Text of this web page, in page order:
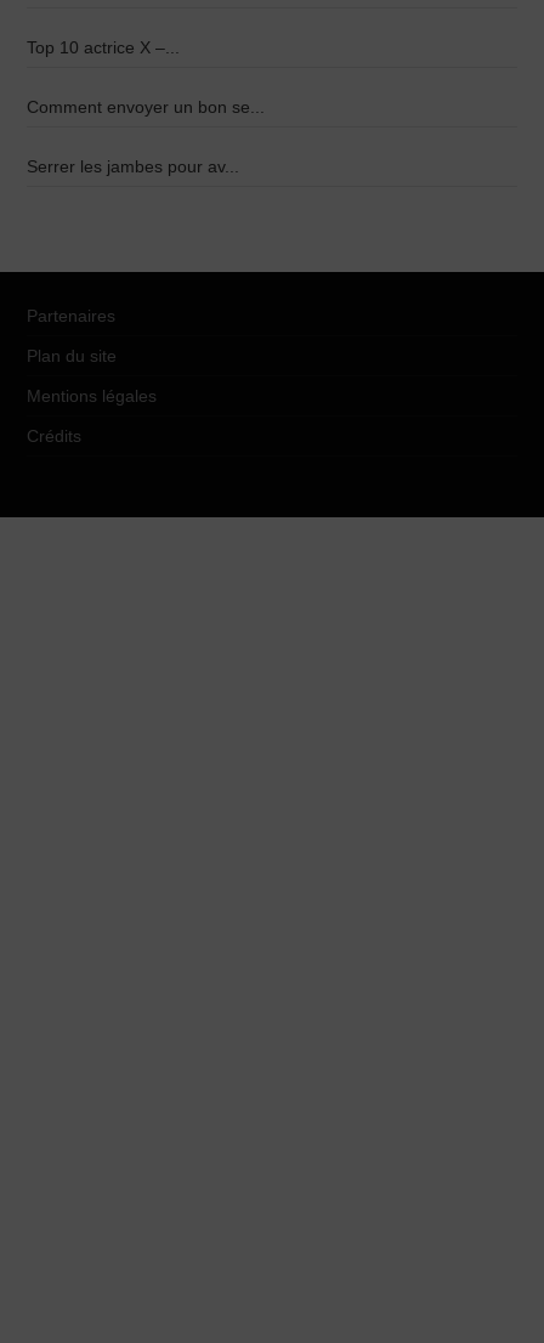
Top 10 actrice X –...
Comment envoyer un bon se...
Serrer les jambes pour av...
Partenaires
Plan du site
Mentions légales
Crédits